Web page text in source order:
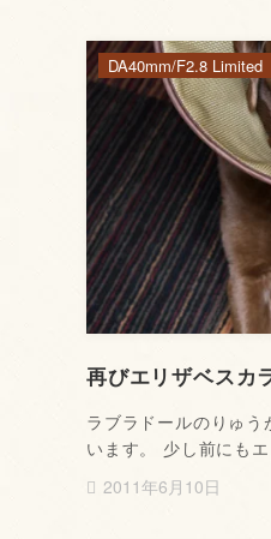
再びエリザベスカ
ラブラドールのりゅ
います。 少し前にも
2011年6月10日
DA40mm/F2.8 Limited